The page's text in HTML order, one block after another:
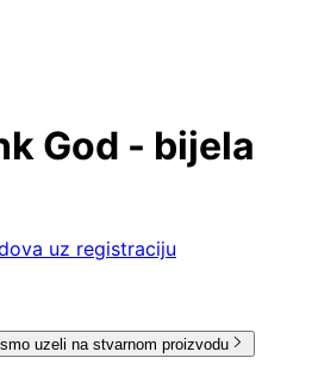
God - bijela
uz registraciju
uzeli na stvarnom proizvodu